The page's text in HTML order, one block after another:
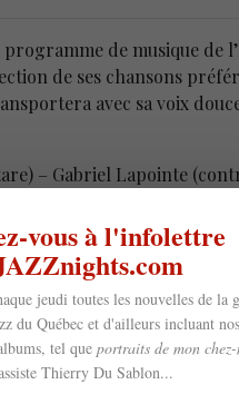
de musique
de ses chansons
avec sa voix
– Gabriel Lapointe
vous à l'infolettre
jeudi toutes les nouvelles de la
du Québec et d'ailleurs incluant nos
tel que portraits de mon
Thierry Du Sablon...